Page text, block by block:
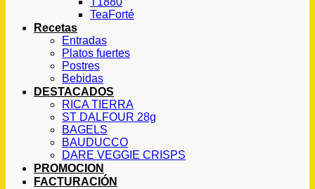
TeaForté
Recetas
Entradas
Platos fuertes
Postres
Bebidas
DESTACADOS
RICA TIERRA
ST DALFOUR 28g
BAGELS
BAUDUCCO
DARE VEGGIE CRISPS
PROMOCION
FACTURACIÓN